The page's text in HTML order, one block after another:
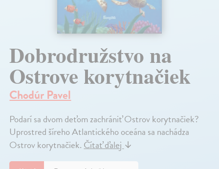
Dobrodružstvo na
Ostrove korytnačiek
Chodúr Pavel
Podarí sa dvom deťom zachrániť Ostrov korytnačiek?
Uprostred šíreho Atlantického oceána sa nachádza
Ostrov korytnačiek. Čítať ďalej ↓